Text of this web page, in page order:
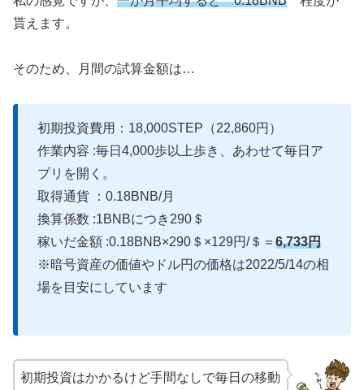
貰えます。
そのため、月間の試算金額は…
初期投資費用：18,000STEP（22,860円）
作業内容 :毎日4,000歩以上歩き、あわせて毎日ア
プリを開く。
取得通貨 ：0.18BNB/月
換算係数 :1BNBにつき290＄
稼いだ金額 :0.18BNB×290＄×129円/＄＝ 6,733円
※暗号資産の価値やドル円の価格は2022/5/14の相
場を目安にしています
初期投資はかかるけど手間なしで毎日の移動